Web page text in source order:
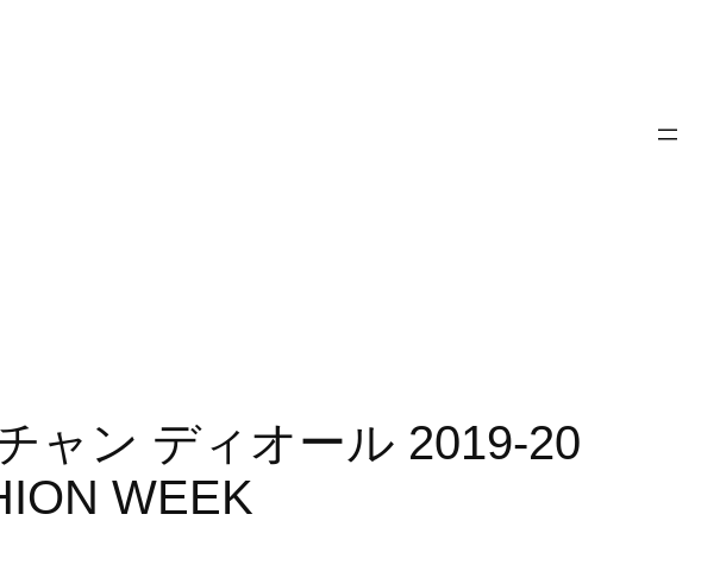
ャン ディオール 2019-20
WEEK